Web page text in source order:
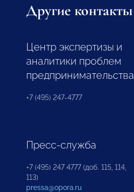
Другие контакты
Центр экспертизы и
аналитики проблем
предпринимательства
+7 (495) 247-4777
Пресс-служба
+7 (495) 247 4777 (доб. 115, 114,
113)
pressa@opora.ru